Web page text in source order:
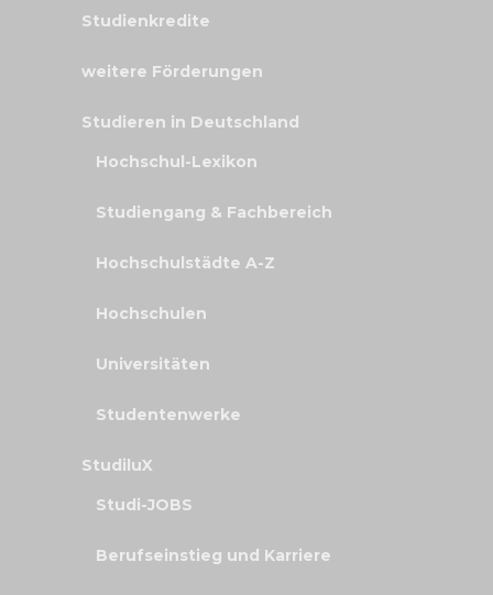
Studienkredite
weitere Förderungen
Studieren in Deutschland
Hochschul-Lexikon
Studiengang & Fachbereich
Hochschulstädte A-Z
Hochschulen
Universitäten
Studentenwerke
StudiluX
Studi-JOBS
Berufseinstieg und Karriere